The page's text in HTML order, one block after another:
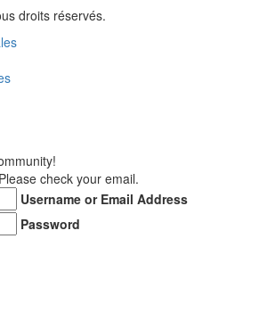
droits réservés.
check your email.
Username or Email Address
Password